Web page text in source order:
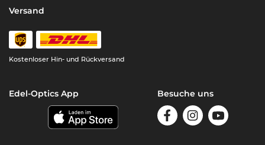
Versand
Kostenloser Hin- und Rückversand
Edel-Optics App Besuche uns